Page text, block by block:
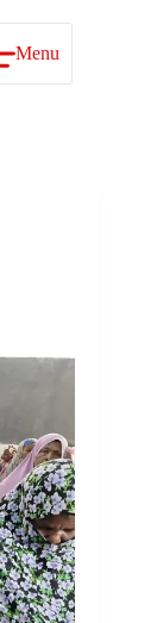
Menu